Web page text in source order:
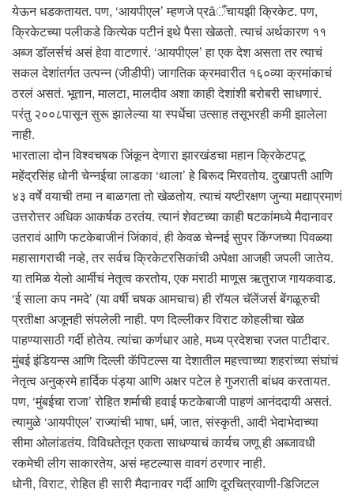
येऊन धडकतायत. पण, ‘आयपीएल’ म्हणजे प्रâँचायझी क्रिकेट. पण,
क्रिकेटच्या पलीकडे कित्येक पटीनं इथे पैसा खेळतो. त्याचं अर्थकारण ११
अब्ज डॉलर्सचं असं हेवा वाटणारं. ‘आयपीएल’ हा एक देश असता तर त्याचं
सकल देशांतर्गत उत्पन्न (जीडीपी) जागतिक क्रमवारीत १६०व्या क्रमांकाचं
ठरलं असतं. भूतान, मालटा, मालदीव अशा काही देशांशी बरोबरी साधणारं.
परंतु २००८पासून सुरू झालेल्या या स्पर्धेचा उत्साह तसूभरही कमी झालेला
नाही.
भारताला दोन विश्वचषक जिंकून देणारा झारखंडचा महान क्रिकेटपटू
महेंद्रसिंह धोनी चेन्नईचा लाडका ‘थाला’ हे बिरूद मिरवतोय. दुखापती आणि
४३ वर्षे वयाची तमा न बाळगता तो खेळतोय. त्याचं यष्टीरक्षण जुन्या मद्याप्रमाणं
उत्तरोत्तर अधिक आकर्षक ठरतंय. त्यानं शेवटच्या काही षटकांमध्ये मैदानावर
उतरावं आणि फटकेबाजीनं जिंकावं, ही केवळ चेन्नई सुपर किंग्जच्या पिवळ्या
महासागराची नव्हे, तर सर्वच क्रिकेटरसिकांची अपेक्षा आजही जपली जातेय.
या तमिळ येलो आर्मीचं नेतृत्व करतोय, एक मराठी माणूस ऋतुराज गायकवाड.
‘ई साला कप नमदे’ (या वर्षी चषक आमचाच) ही रॉयल चॅलेंजर्स बेंगळूरुची
प्रतीक्षा अजूनही संपलेली नाही. पण दिल्लीकर विराट कोहलीचा खेळ
पाहण्यासाठी गर्दी होतेय. त्यांचा कर्णधार आहे, मध्य प्रदेशचा रजत पाटीदार.
मुंबई इंडियन्स आणि दिल्ली कॅपिटल्स या देशातील महत्त्वाच्या शहरांच्या संघांचं
नेतृत्व अनुक्रमे हार्दिक पंड्या आणि अक्षर पटेल हे गुजराती बांधव करतायत.
पण, ‘मुंबईचा राजा’ रोहित शर्माची हवाई फटकेबाजी पाहणं आनंददायी असतं.
त्यामुळे ‘आयपीएल’ राज्यांची भाषा, धर्म, जात, संस्कृती, आदी भेदाभेदाच्या
सीमा ओलांडतंय. विविधतेतून एकता साधण्याचं कार्यच जणू ही अब्जावधी
रकमेची लीग साकारतेय, असं म्हटल्यास वावगं ठरणार नाही.
धोनी, विराट, रोहित ही सारी मैदानावर गर्दी आणि दूरचित्रवाणी-डिजिटल